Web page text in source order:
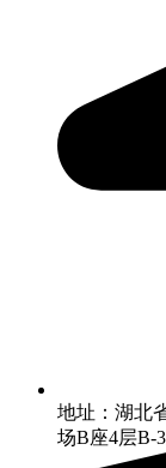
地址：湖北
场B座4层B-